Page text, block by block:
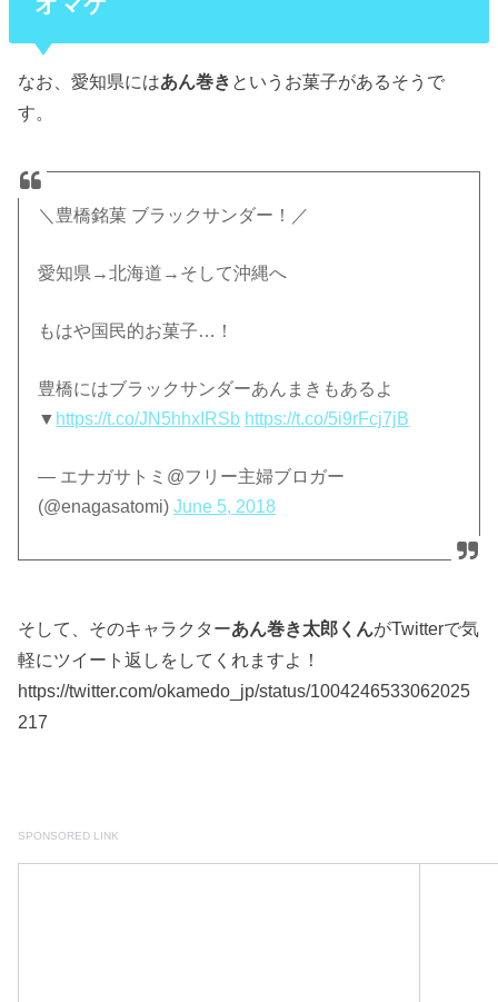
なお、愛知県にはあん巻き というお菓子があるそうで
す。
＼豊橋銘菓 ブラックサンダー！／
愛知県→北海道→そして沖縄へ
もはや国民的お菓子…！
豊橋にはブラックサンダーあんまきもあるよ
▼ https://t.co/JN5hhxIRSb https://t.co/5i9rFcj7jB
— エナガサトミ@フリー主婦ブロガー
(@enagasatomi)June 5, 2018
そして、そのキャラクターあん巻き太郎くんがTwitterで気
軽にツイート返しをしてくれますよ！
https://twitter.com/okamedo_jp/status/1004246533062025
217
SPONSORED LINK